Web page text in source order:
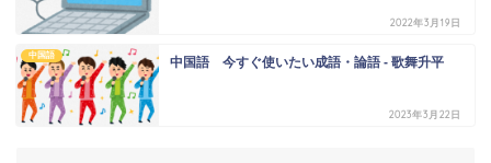
2022年3月19日
中国語 中国語 今すぐ使いたい成語・論語 - 歌舞升平
2023年3月22日